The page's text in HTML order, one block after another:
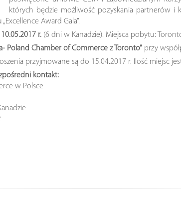
których będzie możliwość pozyskania partnerów i
Award Gala”.
r. (6 dni w Kanadzie). Miejsca pobytu:
Poland Chamber of Commerce z Toronto” przy
przyjmowane są do 15.04.2017 r. Ilość miejsc
kontakt:
w Polsce